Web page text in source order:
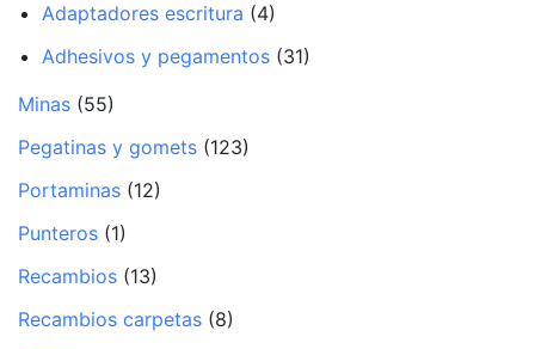
Adaptadores escritura (4)
Adhesivos y pegamentos (31)
Minas (55)
Pegatinas y gomets (123)
Portaminas (12)
Punteros (1)
Recambios (13)
Recambios carpetas (8)